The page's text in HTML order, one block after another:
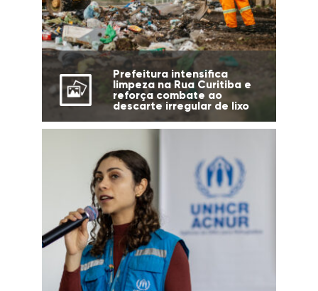
Prefeitura intensifica
limpeza na Rua Curitiba e
reforça combate ao
descarte irregular de lixo